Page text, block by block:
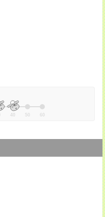
40 50 60